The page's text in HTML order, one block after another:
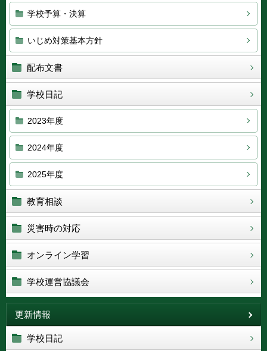
学校予算・決算
いじめ対策基本方針
配布文書
学校日記
2023年度
2024年度
2025年度
教育相談
災害時の対応
オンライン学習
学校運営協議会
更新情報
学校日記